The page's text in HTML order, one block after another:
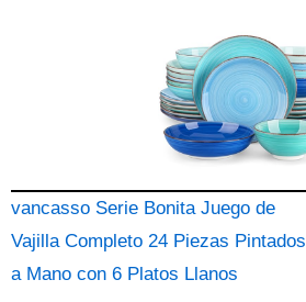
vancasso Serie Bonita Juego de
Vajilla Completo 24 Piezas Pintados
a Mano con 6 Platos Llanos